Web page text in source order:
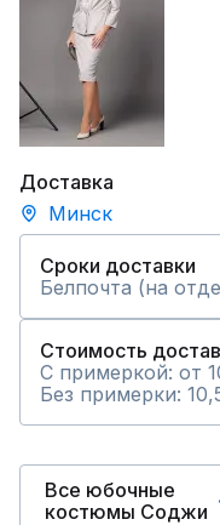
Доставка
Минск
Сроки доставки
Белпочта (на
Стоимость
С примеркой: от
Без примерки:
Все юбочные
костюмы Соджи